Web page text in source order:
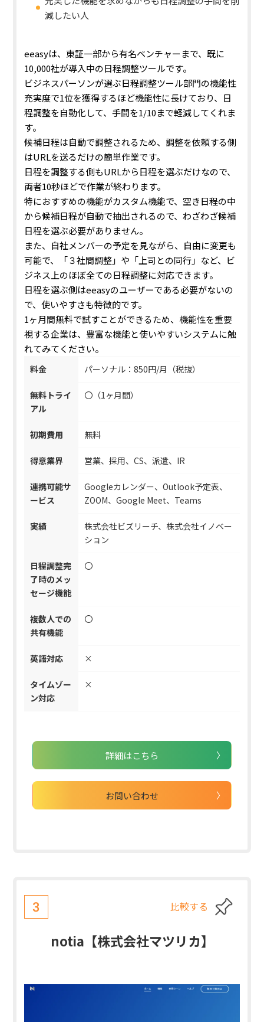
減したい人
eeasyは、東証一部から有名ベンチャーまで、既に
10,000社が導入中の日程調整ツールです。
ビジネスパーソンが選ぶ日程調整ツール部門の機能性
充実度で1位を獲得するほど機能性に長けており、日
程調整を自動化して、手間を1/10まで軽減してくれま
す。
候補日程は自動で調整されるため、調整を依頼する側
はURLを送るだけの簡単作業です。
日程を調整する側もURLから日程を選ぶだけなので、
両者10秒ほどで作業が終わります。
特におすすめの機能がカスタム機能で、空き日程の中
から候補日程が自動で抽出されるので、わざわざ候補
日程を選ぶ必要がありません。
また、自社メンバーの予定を見ながら、自由に変更も
可能で、「３社間調整」や「上司との同行」など、ビ
ジネス上のほぼ全ての日程調整に対応できます。
日程を選ぶ側はeeasyのユーザーである必要がないの
で、使いやすさも特徴的です。
1ヶ月間無料で試すことができるため、機能性を重要
視する企業は、豊富な機能と使いやすいシステムに触
れてみてください。
料金 パーソナル：850円/月（税抜）
無料トライ
アル
〇（1ヶ月間）
初期費用 無料
得意業界 営業、採用、CS、派遣、IR
連携可能サ
ービス
Googleカレンダー、Outlook予定表、
ZOOM、Google Meet、Teams
実績
株式会社ビズリーチ、株式会社イノベー
ション
日程調整完
了時のメッ
セージ機能
〇
複数人での
共有機能
〇
英語対応 ×
タイムゾー
ン対応
×
詳細はこちら
お問い合わせ
3 比較する
notia【株式会社マツリカ】